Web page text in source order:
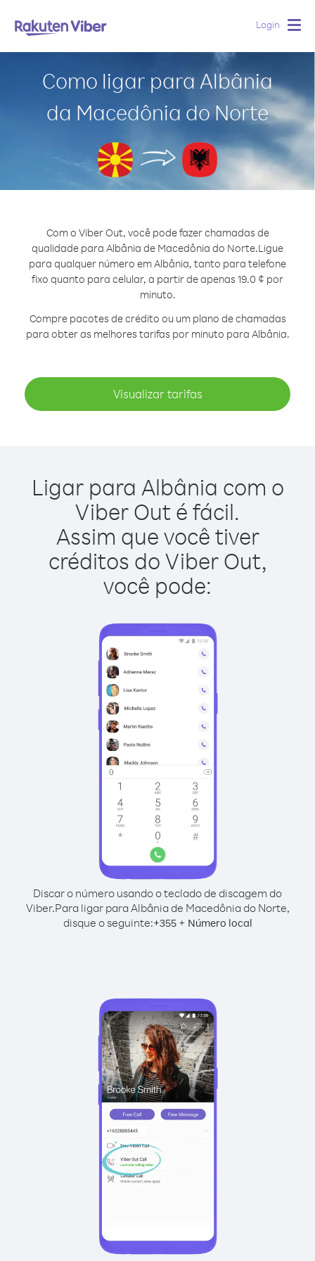
Login
Como ligar para Albânia
da Macedônia do Norte
Com o Viber Out, você pode fazer chamadas de
qualidade para Albânia de Macedônia do Norte.Ligue
para qualquer número em Albânia, tanto para telefone
fixo quanto para celular, a partir de apenas 19.0 ¢ por
minuto.
Compre pacotes de crédito ou um plano de chamadas
para obter as melhores tarifas por minuto para Albânia.
Visualizar tarifas
Ligar para Albânia com o
Viber Out é fácil.
Assim que você tiver
créditos do Viber Out,
você pode:
Discar o número usando o teclado de discagem do
Viber.Para ligar para Albânia de Macedônia do Norte,
disque o seguinte:+355+ Número local